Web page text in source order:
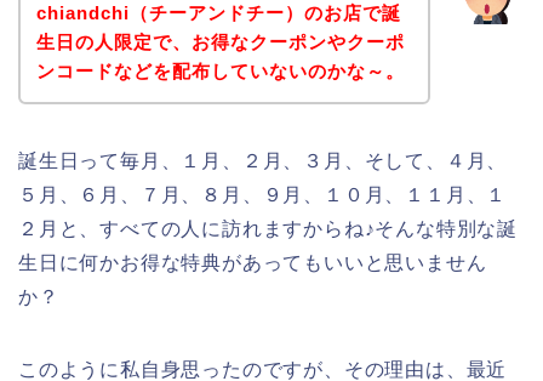
chiandchi（チーアンドチー）のお店で誕
生日の人限定で、お得なクーポンやクーポ
ンコードなどを配布していないのかな～。
誕生日って毎月、１月、２月、３月、そして、４月、
５月、６月、７月、８月、９月、１０月、１１月、１
２月と、すべての人に訪れますからね♪そんな特別な誕
生日に何かお得な特典があってもいいと思いません
か？
このように私自身思ったのですが、その理由は、最近